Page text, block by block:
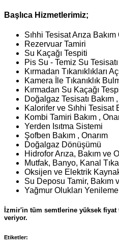
Başlıca Hizmetlerimiz;
Sıhhi Tesisat Arıza Bakım
Rezervuar Tamiri
Su Kaçağı Tespiti
Pis Su - Temiz Su Tesisatı
Kırmadan Tıkanıklıkları
Kamera İle Tıkanıklık
Kırmadan Su Kaçağı
Doğalgaz Tesisatı Bakım
Kalorifer ve Sıhhi Tesisat
Kombi Tamiri Bakım ,
Yerden Isıtma Sistemi
Şofben Bakım , Onarım
Doğalgaz Dönüşümü
Hidrofor Arıza, Bakım ve
Mutfak, Banyo, Kanal
Oksijen ve Elektrik
Su Deposu Tamir, Bakım
Yağmur Olukları Yenileme
İzmir'in tüm semtlerine yüksek
veriyor.
Etiketler: